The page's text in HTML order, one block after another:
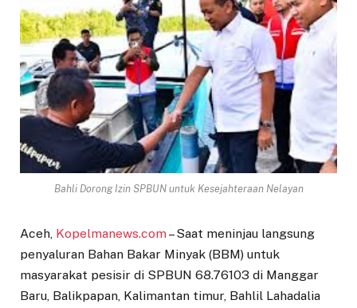
Bahli Dorong Izin SPBUN untuk Kesejahteraan Nelayan
Aceh, Kopelmanews.com– Saat meninjau langsung
penyaluran Bahan Bakar Minyak (BBM) untuk
masyarakat pesisir di SPBUN 68.76103 di Manggar
Baru, Balikpapan, Kalimantan timur, Bahlil Lahadalia